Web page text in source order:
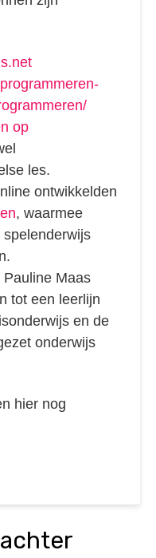
op
les.
ontwikkelden
, waarmee
Maas
tot een leerlijn
en de
onderwijs
hier nog